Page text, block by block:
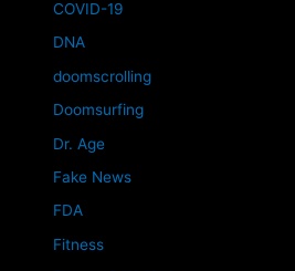
COVID-19
DNA
doomscrolling
Doomsurfing
Dr. Age
Fake News
FDA
Fitness